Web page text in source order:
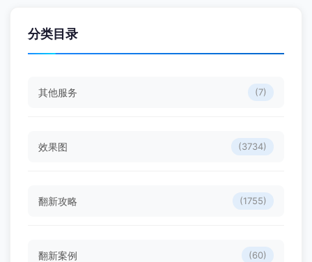
分类目录
其他服务 (7)
效果图 (3734)
翻新攻略 (1755)
翻新案例 (60)